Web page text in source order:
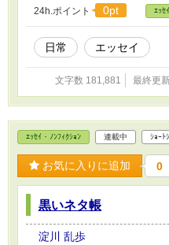
24h.ポイント 0pt ｴｯｾ
日常 エッセイ
文字数 181,881 最終更
ｴｯｾｲ・ﾉﾝﾌｨｸｼｮﾝ 連載中 ｼｮｰﾄ
お気に入りに追加 0
黒いネタ帳
淀川 乱歩